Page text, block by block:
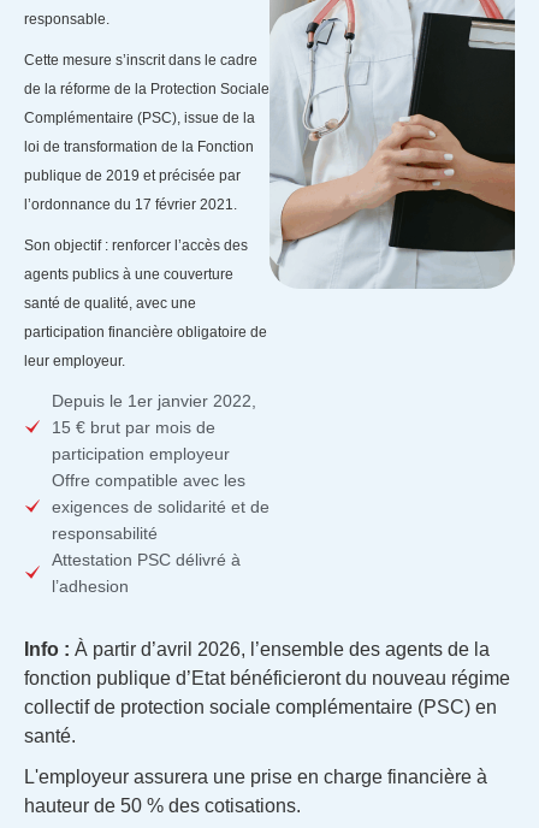
responsable.
Cette mesure s’inscrit dans le cadre
de la réforme de la Protection Sociale
Complémentaire (PSC), issue de la
loi de transformation de la Fonction
publique de 2019 et précisée par
l’ordonnance du 17 février 2021.
Son objectif : renforcer l’accès des
agents publics à une couverture
santé de qualité, avec une
participation financière obligatoire de
leur employeur.
Depuis le 1er janvier 2022,
15 € brut par mois de
participation employeur
Offre compatible avec les
exigences de solidarité et de
responsabilité
Attestation PSC délivré à
l’adhesion
Info : À partir d’avril 2026, l’ensemble des agents de la
fonction publique d’Etat bénéficieront du nouveau régime
collectif de protection sociale complémentaire (PSC) en
santé.
L'employeur assurera une prise en charge financière à
hauteur de 50 % des cotisations.